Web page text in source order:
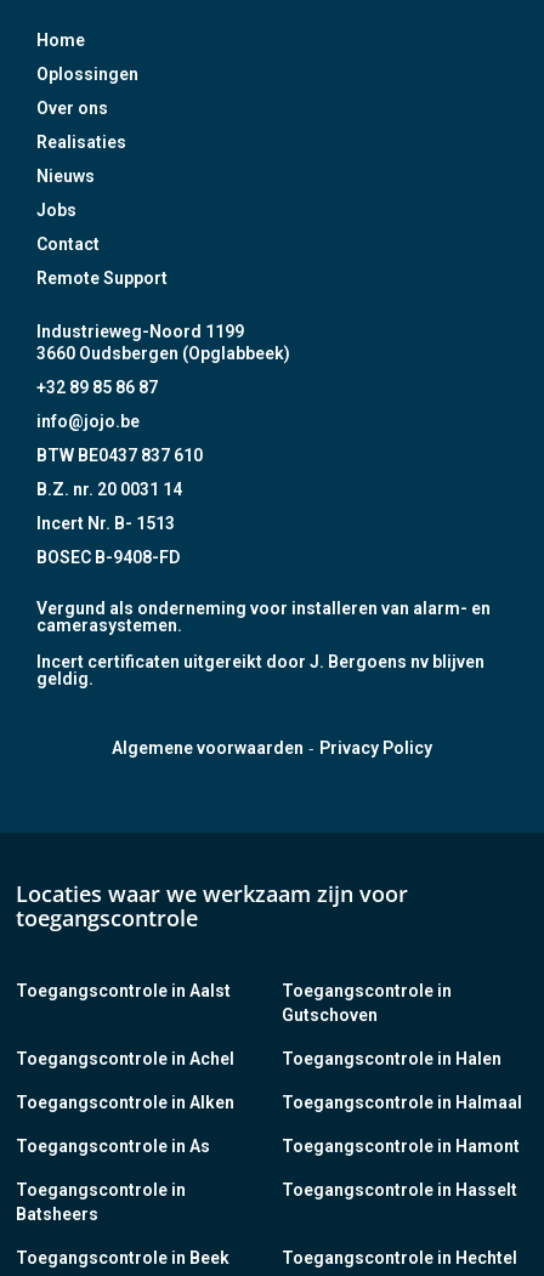
Home
Oplossingen
Over ons
Realisaties
Nieuws
Jobs
Contact
Remote Support
Industrieweg-Noord 1199
3660 Oudsbergen (Opglabbeek)
+32 89 85 86 87
info@jojo.be
BTW BE0437 837 610
B.Z. nr. 20 0031 14
Incert Nr. B- 1513
BOSEC B-9408-FD
Vergund als onderneming voor installeren van alarm- en
camerasystemen.
Incert certificaten uitgereikt door J. Bergoens nv blijven
geldig.
Algemene voorwaarden - Privacy Policy
Locaties waar we werkzaam zijn voor
toegangscontrole
Toegangscontrole in Aalst
Toegangscontrole in Achel
Toegangscontrole in Alken
Toegangscontrole in As
Toegangscontrole in
Batsheers
Toegangscontrole in Beek
Toegangscontrole in
Gutschoven
Toegangscontrole in Halen
Toegangscontrole in Halmaal
Toegangscontrole in Hamont
Toegangscontrole in Hasselt
Toegangscontrole in Hechtel